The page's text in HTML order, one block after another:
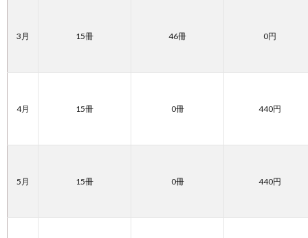
3月 15冊 46冊 0円
4月 15冊 0冊 440円
5月 15冊 0冊 440円